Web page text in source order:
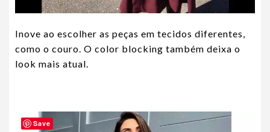
Inove ao escolher as peças em tecidos diferentes,
como o couro. O color blocking também deixa o
look mais atual.
Save